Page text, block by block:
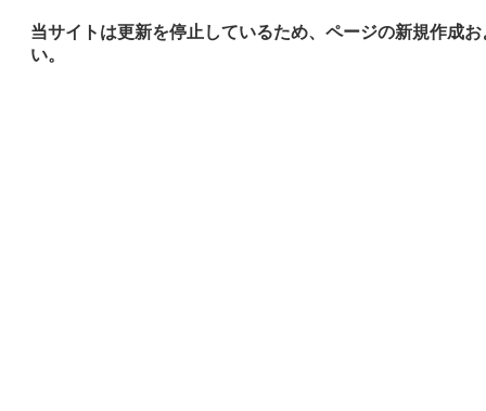
当サイトは更新を停止しているため、ページの新規作成
い。